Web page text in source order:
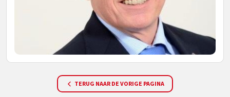
TERUG NAAR DE VORIGE PAGINA